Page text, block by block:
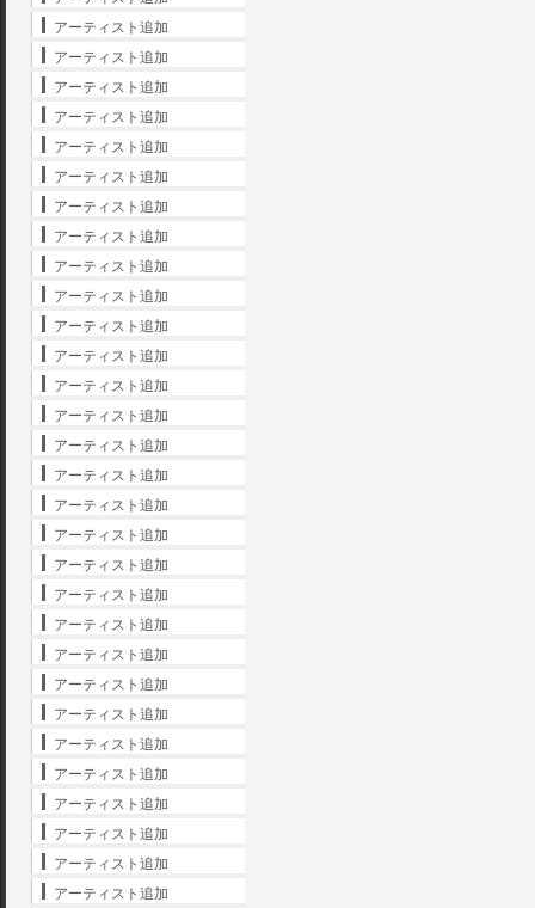
アーティスト追加
アーティスト追加
アーティスト追加
アーティスト追加
アーティスト追加
アーティスト追加
アーティスト追加
アーティスト追加
アーティスト追加
アーティスト追加
アーティスト追加
アーティスト追加
アーティスト追加
アーティスト追加
アーティスト追加
アーティスト追加
アーティスト追加
アーティスト追加
アーティスト追加
アーティスト追加
アーティスト追加
アーティスト追加
アーティスト追加
アーティスト追加
アーティスト追加
アーティスト追加
アーティスト追加
アーティスト追加
アーティスト追加
アーティスト追加